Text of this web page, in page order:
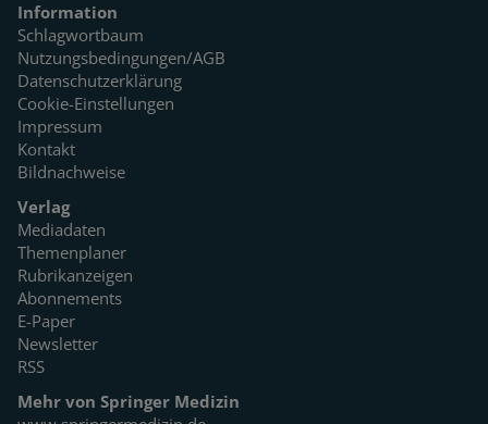
Information
Schlagwortbaum
Nutzungsbedingungen/AGB
Datenschutzerklärung
Cookie-Einstellungen
Impressum
Kontakt
Bildnachweise
Verlag
Mediadaten
Themenplaner
Rubrikanzeigen
Abonnements
E-Paper
Newsletter
RSS
Mehr von Springer Medizin